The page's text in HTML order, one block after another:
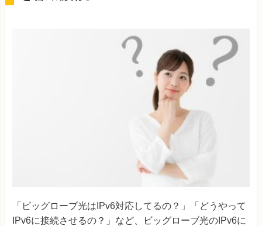
「ビッグローブ光はIPv6対応してるの？」「どうやって
IPv6に接続させるの？」など、ビッグローブ光のIPv6に